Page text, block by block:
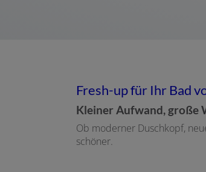
Fresh-up für Ihr Bad
Kleiner Aufwand, große
Ob moderner Duschkopf,
schöner.